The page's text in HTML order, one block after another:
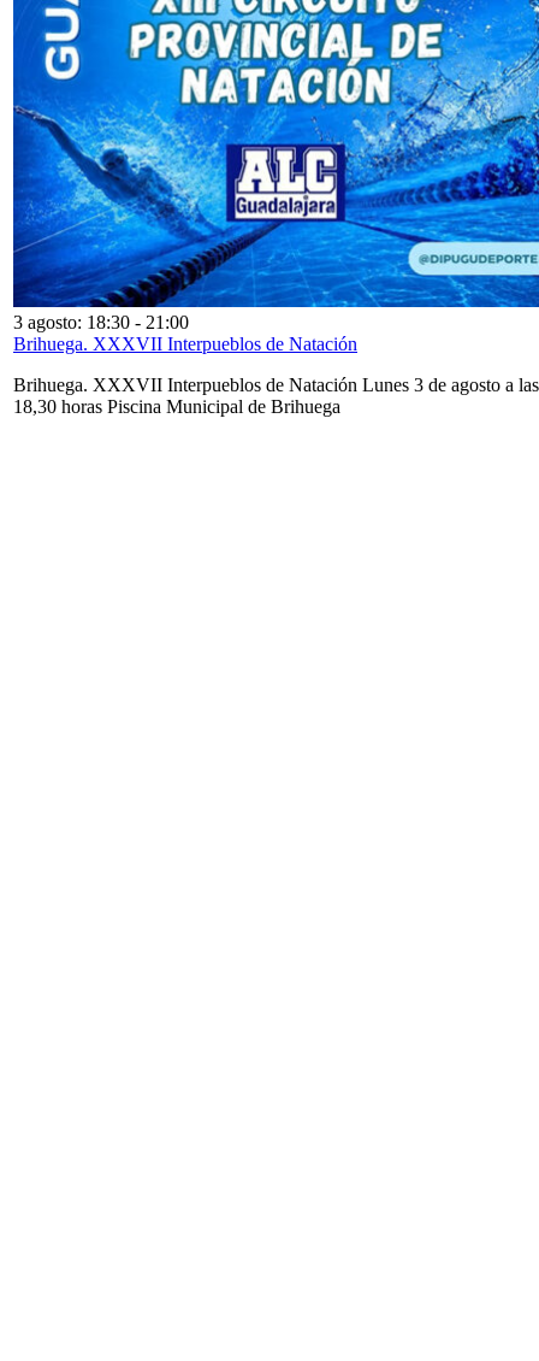
3 agosto: 18:30 - 21:00
Brihuega. XXXVII Interpueblos de Natación
Brihuega. XXXVII Interpueblos de Natación Lunes 3 de agosto a las
18,30 horas Piscina Municipal de Brihuega